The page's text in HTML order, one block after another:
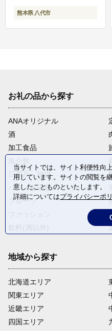
熊本県 八代市
お礼の品から探す
ANAオリジナル
酒
加工食品
日用品・雑貨
パン・菓子類
フルーツ
地域から探す
北海道エリア
関東エリア
近畿エリア
四国エリア
当サイトでは、サイト利便性向
用しています。サイトの閲覧を
意したことものといたします。
詳細についてはプライバシーポ